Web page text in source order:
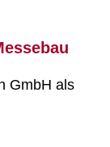
GmbH als